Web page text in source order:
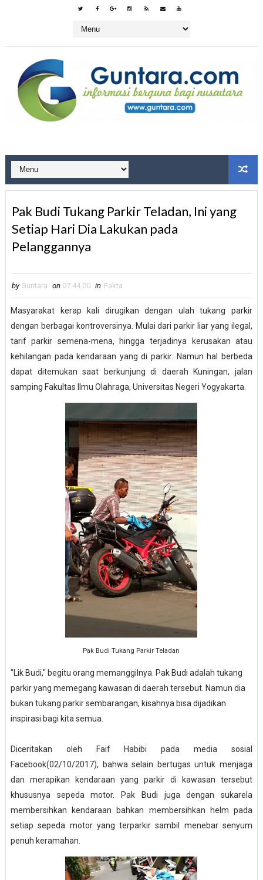
Pak Budi Tukang Parkir Teladan, Ini yang
Setiap Hari Dia Lakukan pada
Pelanggannya
by Guntara on 07.44.00 in Fakta
Masyarakat kerap kali dirugikan dengan ulah tukang parkir
dengan berbagai kontroversinya. Mulai dari parkir liar yang ilegal,
tarif parkir semena-mena, hingga terjadinya kerusakan atau
kehilangan pada kendaraan yang di parkir. Namun hal berbeda
dapat ditemukan saat berkunjung di daerah Kuningan, jalan
samping Fakultas Ilmu Olahraga, Universitas Negeri Yogyakarta.
Pak Budi Tukang Parkir Teladan
"Lik Budi," begitu orang memanggilnya. Pak Budi adalah tukang
parkir yang memegang kawasan di daerah tersebut. Namun dia
bukan tukang parkir sembarangan, kisahnya bisa dijadikan
inspirasi bagi kita semua.
Diceritakan oleh Faif Habibi pada media sosial
Facebook(02/10/2017), bahwa selain bertugas untuk menjaga
dan merapikan kendaraan yang parkir di kawasan tersebut
khususnya sepeda motor. Pak Budi juga dengan sukarela
membersihkan kendaraan bahkan membersihkan helm pada
setiap sepeda motor yang terparkir sambil menebar senyum
penuh keramahan.